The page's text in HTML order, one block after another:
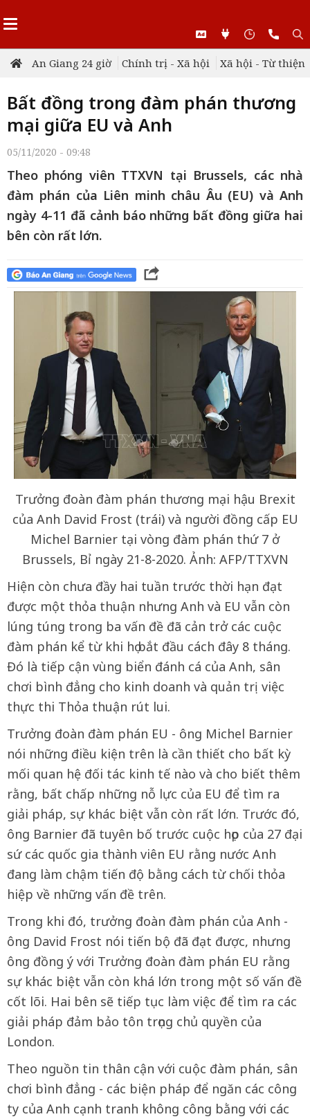
An Giang 24 giờ Chính trị - Xã hội Xã hội - Từ thiện
Bất đồng trong đàm phán thương
mại giữa EU và Anh
05/11/2020 - 09:48
Theo phóng viên TTXVN tại Brussels, các nhà
đàm phán của Liên minh châu Âu (EU) và Anh
ngày 4-11 đã cảnh báo những bất đồng giữa hai
bên còn rất lớn.
Trưởng đoàn đàm phán thương mại hậu Brexit
của Anh David Frost (trái) và người đồng cấp EU
Michel Barnier tại vòng đàm phán thứ 7 ở
Brussels, Bỉ ngày 21-8-2020. Ảnh: AFP/TTXVN
Hiện còn chưa đầy hai tuần trước thời hạn đạt
được một thỏa thuận nhưng Anh và EU vẫn còn
lúng túng trong ba vấn đề đã cản trở các cuộc
đàm phán kể từ khi họ bắt đầu cách đây 8 tháng.
Đó là tiếp cận vùng biển đánh cá của Anh, sân
chơi bình đẳng cho kinh doanh và quản trị việc
thực thi Thỏa thuận rút lui.
Trưởng đoàn đàm phán EU - ông Michel Barnier
nói những điều kiện trên là cần thiết cho bất kỳ
mối quan hệ đối tác kinh tế nào và cho biết thêm
rằng, bất chấp những nỗ lực của EU để tìm ra
giải pháp, sự khác biệt vẫn còn rất lớn. Trước đó,
ông Barnier đã tuyên bố trước cuộc họp của 27 đại
sứ các quốc gia thành viên EU rằng nước Anh
đang làm chậm tiến độ bằng cách từ chối thỏa
hiệp về những vấn đề trên.
Trong khi đó, trưởng đoàn đàm phán của Anh -
ông David Frost nói tiến bộ đã đạt được, nhưng
ông đồng ý với Trưởng đoàn đàm phán EU rằng
sự khác biệt vẫn còn khá lớn trong một số vấn đề
cốt lõi. Hai bên sẽ tiếp tục làm việc để tìm ra các
giải pháp đảm bảo tôn trọng chủ quyền của
London.
Theo nguồn tin thân cận với cuộc đàm phán, sân
chơi bình đẳng - các biện pháp để ngăn các công
ty của Anh cạnh tranh không công bằng với các